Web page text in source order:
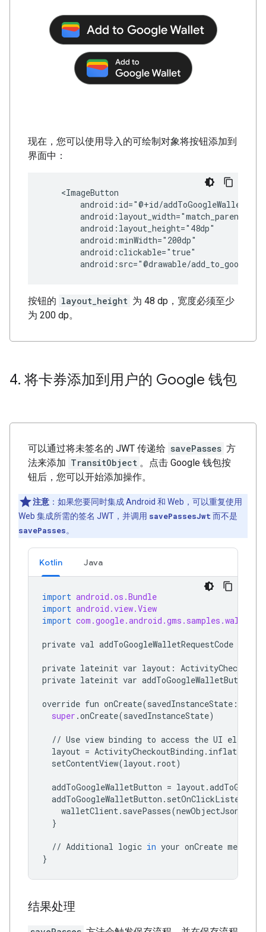
现在，您可以使用导入的可绘制对象将按钮添加到
界面中：
android:src="@drawable/
按钮的 layout_height 为 48 dp，宽度必须至少
为 200 dp。
4. 将卡券添加到用户的 Google 钱包
可以通过将未签名的 JWT 传递给 savePasses 方
法来添加 TransitObject 。点击 Google 钱包按
钮后，您可以开始添加操作。
注意 ：如果您要同时集成 Android 和 Web，可以重复使用
Web 集成所需的签名 JWT，并调用 savePassesJwt 而不是
savePasses。
Kotlin Java
import android.os.Bundle
import android.view.View
import
private val addToGoogleWalletRequestCode
private lateinit var layout :
private lateinit var addToGoogleWalletButton
override fun onCreate(savedInstanceState :
super .onCreate(savedInstanceState)
// Use view binding to access the UI elements
layout = ActivityCheckoutBinding . inflate
setContentView(layout. root)
addToGoogleWalletButton = layout.
addToGoogleWalletButton . setOnClickListener
walletClient. savePasses(newObjectJson
}
// Additional logic in your onCreate method
}
结果处理